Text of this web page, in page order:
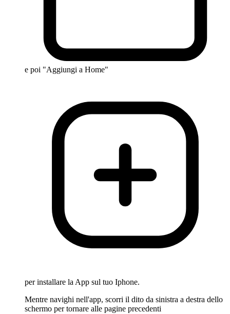
e poi "Aggiungi a Home"
per installare la App sul tuo Iphone.
Mentre navighi nell'app, scorri il dito da sinistra a destra dello
schermo per tornare alle pagine precedenti